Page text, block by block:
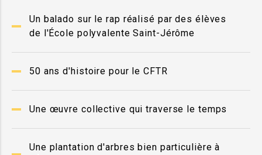
Un balado sur le rap réalisé par des élèves
de l'École polyvalente Saint-Jérôme
50 ans d'histoire pour le CFTR
Une œuvre collective qui traverse le temps
Une plantation d'arbres bien particulière à